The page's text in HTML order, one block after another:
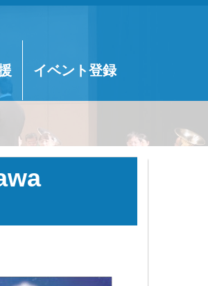
イベント登録